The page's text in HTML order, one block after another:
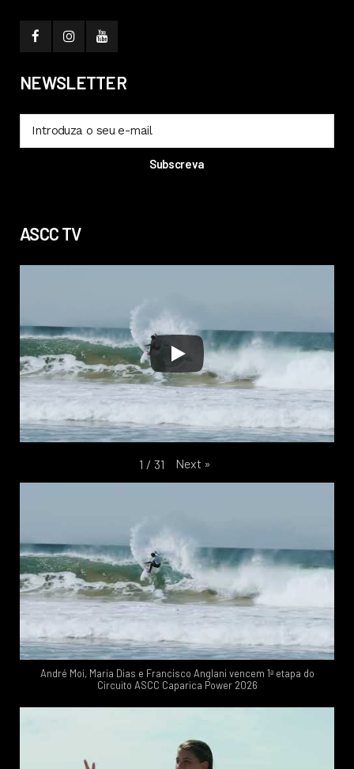
NEWSLETTER
ASCC TV
1 / 31 Next »
André Moi, Maria Dias e Francisco Anglani vencem 1ª etapa do
Circuito ASCC Caparica Power 2026